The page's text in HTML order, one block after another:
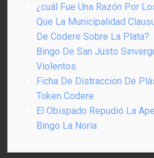
¿cuál Fue Una Razón Por
Que La Municipalidad
De Codere Sobre La Plata?
Bingo De San Justo
Violentos
Ficha De Distraccion De
Token Codere
El Obispado Repudió La
Bingo La Noria